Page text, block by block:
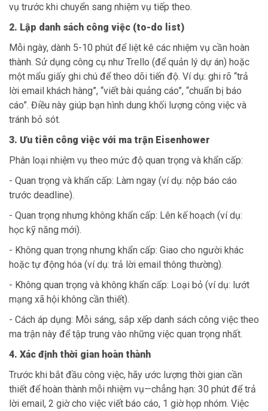
vụ trước khi chuyển sang nhiệm vụ tiếp theo.
2. Lập danh sách công việc (to-do list)
Mỗi ngày, dành 5-10 phút để liệt kê các nhiệm vụ cần hoàn
thành. Sử dụng công cụ như Trello (để quản lý dự án) hoặc
một mẩu giấy ghi chú để theo dõi tiến độ. Ví dụ: ghi rõ “trả
lời email khách hàng”, “viết bài quảng cáo”, “chuẩn bị báo
cáo”. Điều này giúp bạn hình dung khối lượng công việc và
tránh bỏ sót.
3. Ưu tiên công việc với ma trận Eisenhower
Phân loại nhiệm vụ theo mức độ quan trọng và khẩn cấp:
- Quan trọng và khẩn cấp: Làm ngay (ví dụ: nộp báo cáo
trước deadline).
- Quan trọng nhưng không khẩn cấp: Lên kế hoạch (ví dụ:
học kỹ năng mới).
- Không quan trọng nhưng khẩn cấp: Giao cho người khác
hoặc tự động hóa (ví dụ: trả lời email thông thường).
- Không quan trọng và không khẩn cấp: Loại bỏ (ví dụ: lướt
mạng xã hội không cần thiết).
- Cách áp dụng: Mỗi sáng, sắp xếp danh sách công việc theo
ma trận này để tập trung vào những việc quan trọng nhất.
4. Xác định thời gian hoàn thành
Trước khi bắt đầu công việc, hãy ước lượng thời gian cần
thiết để hoàn thành mỗi nhiệm vụ—chẳng hạn: 30 phút để trả
lời email, 2 giờ cho việc viết báo cáo, 1 giờ họp nhóm. Việc